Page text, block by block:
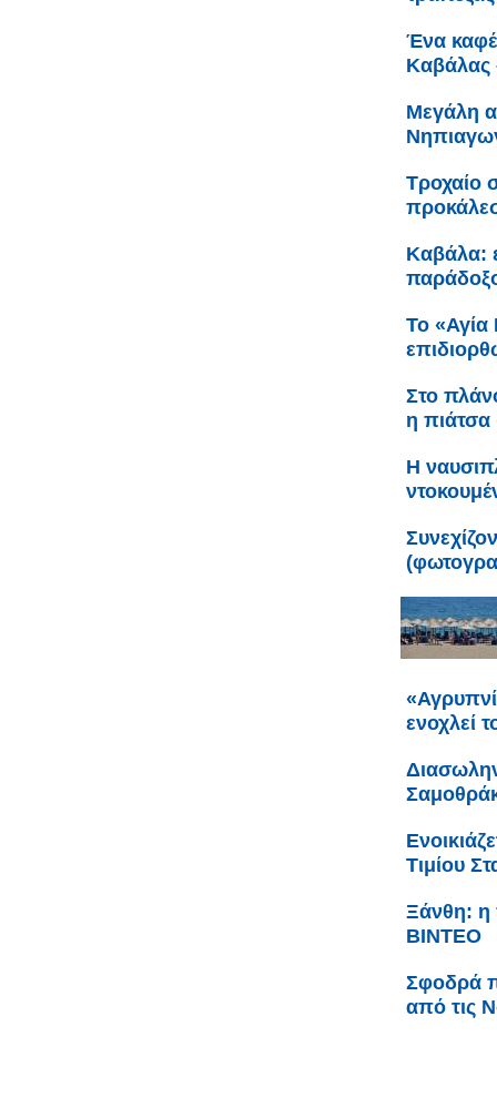
Ένα καφέ
Καβάλας
Μεγάλη
Τροχαίο
Καβάλα:
Το «Αγία
Στο
η πιάτσα
Η
ενοχλεί
Τιμίου
Ξάνθη: η
ΒΙΝΤΕΟ
Σφοδρά
από τις